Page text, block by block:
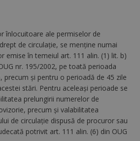
înlocuitoare ale permiselor de
de circulaţie, se menţine numai
emise în temeiul art. 111 alin. (1) lit. b)
nr. 195/2002, pe toată perioada
precum şi pentru o perioadă de 45 zile
stări. Pentru aceleaşi perioade se
prelungirii numerelor de
precum şi valabilitatea
de circulaţie dispusă de procuror sau
potrivit art. 111 alin. (6) din OUG